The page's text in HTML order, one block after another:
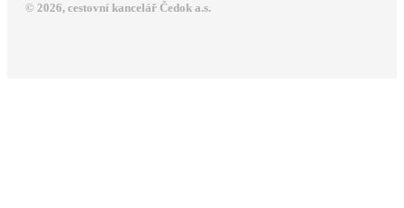
© 2026, cestovní kancelář Čedok a.s.